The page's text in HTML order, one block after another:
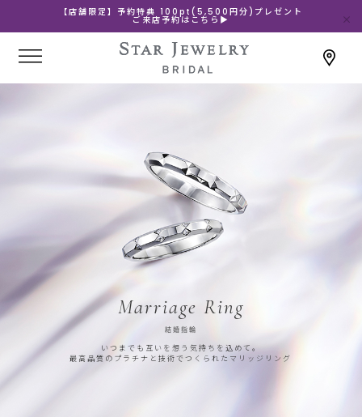
【店舗限定】予約特典 100pt(5,500円分)プレゼント
ご来店予約はこちら▶
Marriage Ring
結婚指輪
いつまでも互いを想う気持ちを込めて。
最高品質のプラチナと技術でつくられたマリッジリング